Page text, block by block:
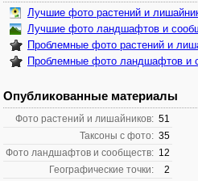
Лучшие фото растений и
Лучшие фото ландшафтов и
Проблемные фото растений и
Проблемные фото ландшафтов и
Опубликованные материалы
Фото растений и лишайников: 51
Таксоны с фото: 35
Фото ландшафтов и сообществ: 12
Географические точки:
2